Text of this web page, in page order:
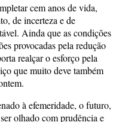
cem anos de vida,
de incerteza e de
Ainda que as condições
provocadas pela redução
realçar o esforço pela
que muito deve também
à efemeridade, o futuro,
olhado com prudência e